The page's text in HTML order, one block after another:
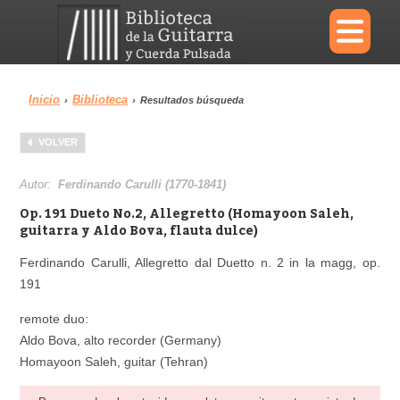
×
Menu
Biblioteca
Área personal Reproductor
Inicio › Biblioteca › Resultados búsqueda
VOLVER
Autor:Ferdinando Carulli (1770-1841)
Op. 191 Dueto No.2, Allegretto (Homayoon Saleh,
guitarra y Aldo Bova, flauta dulce)
Ferdinando Carulli, Allegretto dal Duetto n. 2 in la magg, op.
191
remote duo:
Aldo Bova, alto recorder (Germany)
Homayoon Saleh, guitar (Tehran)